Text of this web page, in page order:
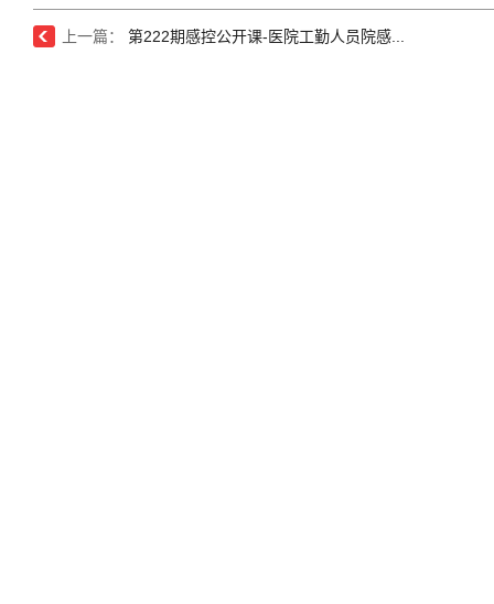
上一篇： 第222期感控公开课-医院工勤人员院感...